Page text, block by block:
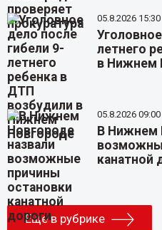
05.8.2026 15:30
летнего
в Нижнем
05.8.2026 09:00
В Нижнем
канатной
Еще в рубрике